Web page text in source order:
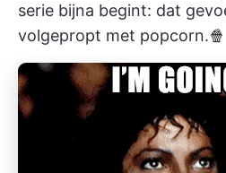
serie bijna begint: dat
volgepropt met popcorn.🍿